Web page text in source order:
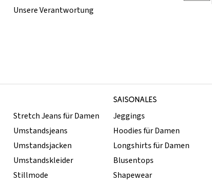
Unsere Verantwortung
SAISONALES
Stretch Jeans für Damen
Umstandsjeans
Umstandsjacken
Umstandskleider
Stillmode
Jeggings
Hoodies für Damen
Longshirts für Damen
Blusentops
Shapewear